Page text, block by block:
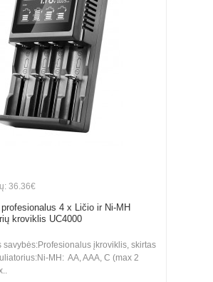
36.36€
4 x Ličio ir Ni-MH
kroviklis UC4000
savybės:Profesionalus įkroviklis, skirtas
MH: AA, AAA, C (max 2